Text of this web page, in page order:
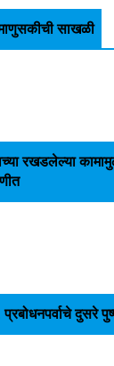
साखळी
रखडलेल्या
दुसरे